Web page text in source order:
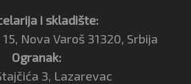
i skladište:
Nova Varoš 31320, Srbija
Ogranak:
3, Lazarevac